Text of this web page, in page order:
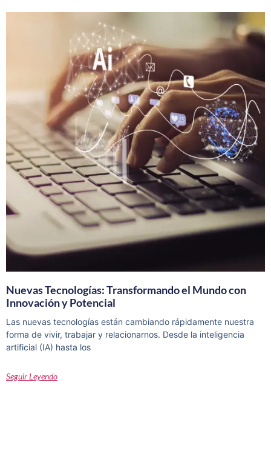
Nuevas Tecnologías: Transformando el Mundo con
Innovación y Potencial
Las nuevas tecnologías están cambiando rápidamente nuestra
forma de vivir, trabajar y relacionarnos. Desde la inteligencia
artificial (IA) hasta los
Seguir Leyendo